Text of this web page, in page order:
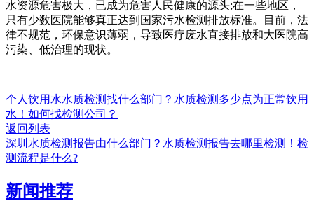
水资源危害极大，已成为危害人民健康的源头;在一些地区，
只有少数医院能够真正达到国家污水检测排放标准。目前，法
律不规范，环保意识薄弱，导致医疗废水直接排放和大医院高
污染、低治理的现状。
个人饮用水水质检测找什么部门？水质检测多少点为正常饮用
水！如何找检测公司？
返回列表
深圳水质检测报告由什么部门？水质检测报告去哪里检测！检
测流程是什么?
新闻推荐